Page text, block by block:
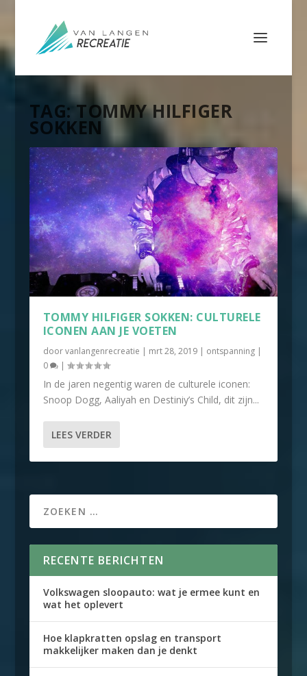
TAG: TOMMY HILFIGER
SOKKEN
TOMMY HILFIGER SOKKEN: CULTURELE
ICONEN AAN JE VOETEN
doorvanlangenrecreatie | mrt 28, 2019| ontspanning|
0
|
In de jaren negentig waren de culturele iconen:
Snoop Dogg, Aaliyah en Destiniy’s Child, dit zijn...
LEES VERDER
RECENTE BERICHTEN
Volkswagen sloopauto: wat je ermee kunt en
wat het oplevert
Hoe klapkratten opslag en transport
makkelijker maken dan je denkt